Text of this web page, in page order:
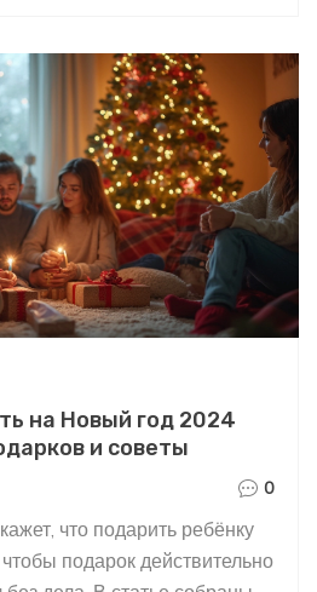
не работает. Мы разберём
примерами из жизни
на 2025 год.
на Новый год 2024
и советы
0
что подарить ребёнку
подарок действительно